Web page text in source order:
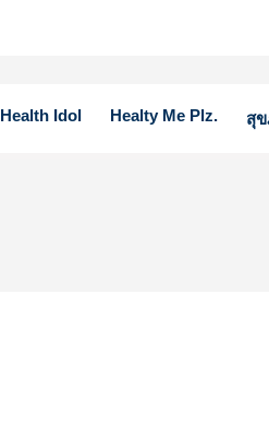
Health Idol Healty Me Plz. สุ